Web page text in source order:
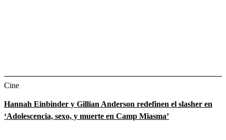
Cine
Hannah Einbinder y Gillian Anderson redefinen el slasher en
‘Adolescencia, sexo, y muerte en Camp Miasma’